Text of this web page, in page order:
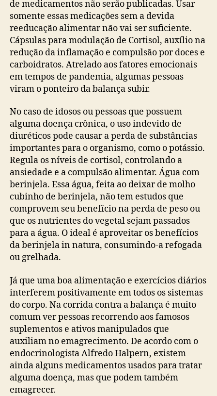
de medicamentos não serão publicadas. Usar
somente essas medicações sem a devida
reeducação alimentar não vai ser suficiente.
Cápsulas para modulação de Cortisol, auxílio na
redução da inflamação e compulsão por doces e
carboidratos. Atrelado aos fatores emocionais
em tempos de pandemia, algumas pessoas
viram o ponteiro da balança subir.
No caso de idosos ou pessoas que possuem
alguma doença crônica, o uso indevido de
diuréticos pode causar a perda de substâncias
importantes para o organismo, como o potássio.
Regula os níveis de cortisol, controlando a
ansiedade e a compulsão alimentar. Água com
berinjela. Essa água, feita ao deixar de molho
cubinho de berinjela, não tem estudos que
comprovem seu benefício na perda de peso ou
que os nutrientes do vegetal sejam passados
para a água. O ideal é aproveitar os benefícios
da berinjela in natura, consumindo-a refogada
ou grelhada.
Já que uma boa alimentação e exercícios diários
interferem positivamente em todos os sistemas
do corpo. Na corrida contra a balança é muito
comum ver pessoas recorrendo aos famosos
suplementos e ativos manipulados que
auxiliam no emagrecimento. De acordo com o
endocrinologista Alfredo Halpern, existem
ainda alguns medicamentos usados para tratar
alguma doença, mas que podem também
emagrecer.